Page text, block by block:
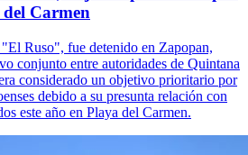
Carmen
Ruso", fue detenido en Zapopan,
conjunto entre autoridades de Quintana
considerado un objetivo prioritario por
debido a su presunta relación con
este año en Playa del Carmen.